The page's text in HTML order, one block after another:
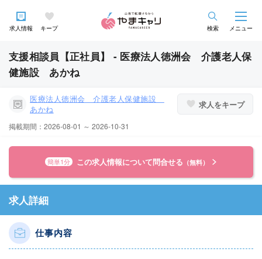
求人情報 キープ 検索 メニュー
支援相談員【正社員】 - 医療法人徳洲会 介護老人保
健施設 あかね
医療法人徳洲会 介護老人保健施設
あかね
求人をキープ
掲載期間：2026-08-01 ～ 2026-10-31
簡単1分 この求人情報について問合せる （無料）
求人詳細
仕事内容